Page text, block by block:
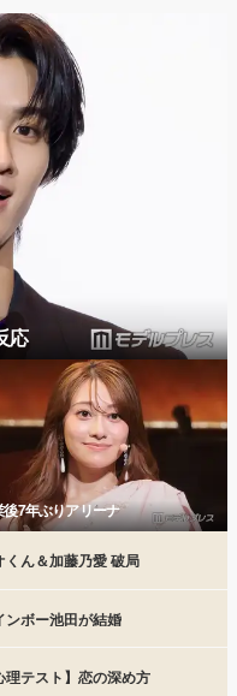
応
後7年ぶりアリーナ
くん＆加藤乃愛 破局
ンボー池田が結婚
理テスト】恋の深め方